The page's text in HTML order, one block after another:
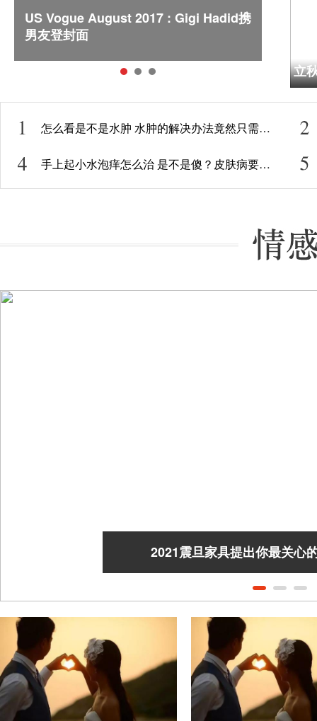
US Vogue August 2017 : Gigi Hadid携
男友登封面
怎么看是不是水肿 水肿的解决办法竟然只需要这样
手上起小水泡痒怎么治 是不是傻？皮肤病要这样治疗的
2021震旦家具提出你最关心